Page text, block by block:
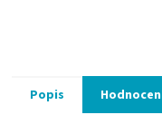
Popis